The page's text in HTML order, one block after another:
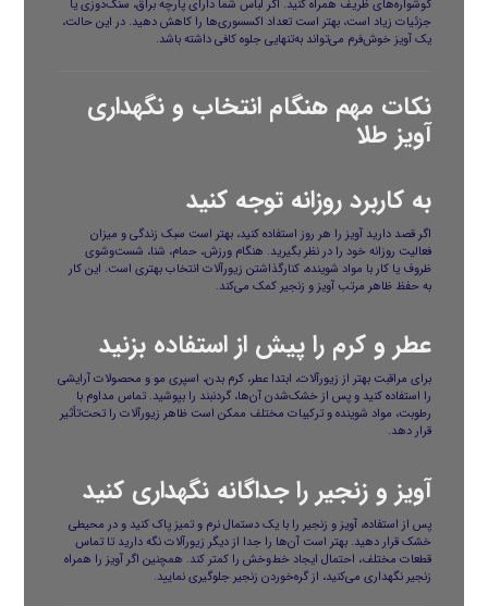
گوشواره‌های ظریف همراه کنید. اگر لباس شما دارای پارچه براق، سنگ‌دوزی یا
جزئیات زیاد است، بهتر است تعداد اکسسوری‌ها را کاهش دهید. در این حالت،
یک آویز خوش‌فرم می‌تواند به‌تنهایی جلوه کافی داشته باشد.
نکات مهم هنگام انتخاب و نگهداری
آویز طلا
به کاربرد روزانه توجه کنید
اگر قصد دارید آویز را هر روز استفاده کنید، بهتر است سبک زندگی و میزان
فعالیت روزانه خود را در نظر بگیرید. هنگام ورزش، حمام، شنا، شست‌وشوی
ظروف یا کار با مواد شوینده، کنارگذاشتن زیورآلات انتخاب بهتری است. این کار
به حفظ ظاهر مرتب آویز و زنجیر کمک می‌کند.
عطر و کرم را پیش از استفاده بزنید
برای مراقبت بهتر از زیورآلات، ابتدا عطر، کرم بدن، اسپری مو و محصولات آرایشی
را استفاده کنید و پس از خشک‌شدن آن‌ها، گردنبند را بپوشید. تماس مداوم با
رطوبت، مواد شوینده و ترکیبات مختلف ممکن است ظاهر زیورآلات را تحت‌تأثیر
قرار دهد.
آویز و زنجیر را جداگانه نگهداری کنید
پس از استفاده، آویز و زنجیر را با یک دستمال نرم و تمیز پاک کنید و در محیطی
خشک قرار دهید. بهتر است آن‌ها را جدا از دیگر زیورآلات نگه دارید تا تماس
قطعات مختلف، احتمال ایجاد خط‌وخش را کمتر کند. همچنین اگر آویز را همراه
زنجیر نگهداری می‌کنید، از گره‌خوردن زنجیر جلوگیری نمایید.